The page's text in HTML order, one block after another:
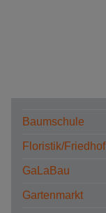
Baumschule
Floristik/Friedhof
GaLaBau
Gartenmarkt